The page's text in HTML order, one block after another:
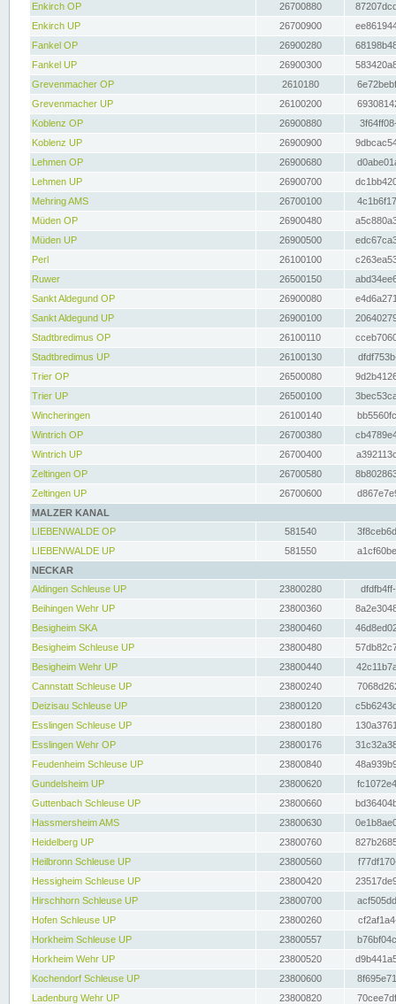
Enkirch OP
26700880
Enkirch UP
26700900
Fankel OP
26900280
Fankel UP
26900300
Grevenmacher OP
2610180
Grevenmacher UP
26100200
Koblenz OP
26900880
Koblenz UP
26900900
Lehmen OP
26900680
Lehmen UP
26900700
Mehring AMS
26700100
Müden OP
26900480
Müden UP
26900500
Perl
26100100
Ruwer
26500150
Sankt Aldegund OP
26900080
Sankt Aldegund UP
26900100
Stadtbredimus OP
26100110
Stadtbredimus UP
26100130
Trier OP
26500080
Trier UP
26500100
Wincheringen
26100140
Wintrich OP
26700380
Wintrich UP
26700400
Zeltingen OP
26700580
Zeltingen UP
26700600
MALZER KANAL
LIEBENWALDE OP
581540
LIEBENWALDE UP
581550
NECKAR
Aldingen Schleuse UP
23800280
Beihingen Wehr UP
23800360
Besigheim SKA
23800460
Besigheim Schleuse UP
23800480
Besigheim Wehr UP
23800440
Cannstatt Schleuse UP
23800240
Deizisau Schleuse UP
23800120
Esslingen Schleuse UP
23800180
Esslingen Wehr OP
23800176
Feudenheim Schleuse UP
23800840
Gundelsheim UP
23800620
Guttenbach Schleuse UP
23800660
Hassmersheim AMS
23800630
Heidelberg UP
23800760
Heilbronn Schleuse UP
23800560
Hessigheim Schleuse UP
23800420
Hirschhorn Schleuse UP
23800700
Hofen Schleuse UP
23800260
Horkheim Schleuse UP
23800557
Horkheim Wehr UP
23800520
Kochendorf Schleuse UP
23800600
Ladenburg Wehr UP
23800820